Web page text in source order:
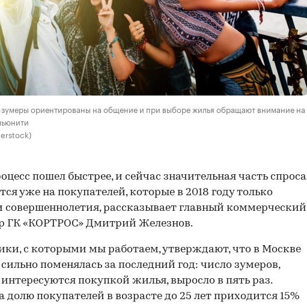
ориентированы на общение и при выборе жилья обращают внимание на
пошел быстрее, и сейчас значительная часть спроса
уже на покупателей, которые в 2018 году только
совершеннолетия, рассказывает главный коммерческий
ГК «КОРТРОС» Дмитрий Железнов.
с которыми мы работаем, утверждают, что в Москве
поменялась за последний год: число зумеров,
покупкой жилья, выросло в пять раз.
долю покупателей в возрасте до 25 лет приходится 15%